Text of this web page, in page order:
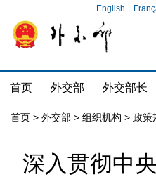
English
首页 外交部 外交部长
首页 > 外交部 > 组织机构 > 政策
深入贯彻中